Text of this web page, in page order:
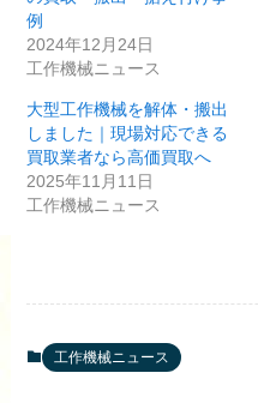
例
2024年12月24日
工作機械ニュース
大型工作機械を解体・搬出
しました｜現場対応できる
買取業者なら高価買取へ
2025年11月11日
工作機械ニュース
工作機械ニュース